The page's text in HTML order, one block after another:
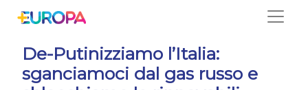
De-Putinizziamo l’Italia:
sganciamoci dal gas russo e